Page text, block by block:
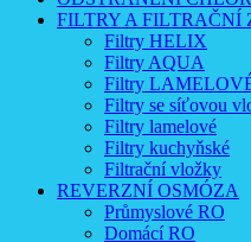
FILTRY A FILTRAČNÍ
Filtry HELIX
Filtry AQUA
Filtry
Filtry se síťovou
Filtry lamelové
Filtry kuchyňské
Filtrační vložky
REVERZNÍ OSMÓZA
Průmyslové RO
Domácí RO